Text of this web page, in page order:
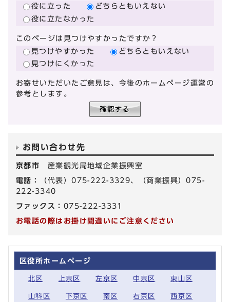
役に立った
どちらともいえない
役に立たなかった
このページは見つけやすかったですか？
見つけやすかった
どちらともいえない
見つけにくかった
お寄せいただいたご意見は、今後のホームページ運営の
参考とします。
お問い合わせ先
京都市 産業観光局地域企業振興室
電話：
（代表）075-222-3329、（商業振興）075-
222-3340
ファックス： 075-222-3331
お電話の際はお掛け間違いにご注意ください
区役所ホームページ
北区 上京区 左京区 中京区 東山区
山科区 下京区 南区 右京区 西京区